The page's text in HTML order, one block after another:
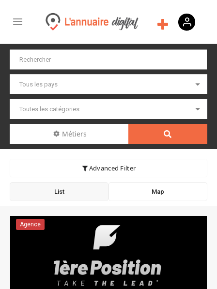
Métiers
Advanced Filter
List Map
Agence